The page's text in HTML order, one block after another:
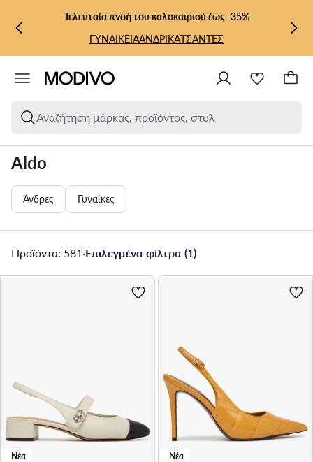
ΜΕΤΆΒΑΣΗ ΣΤΟ ΚΎΡΙΟ ΠΕΡΙΕΧΌΜΕΝΟ
ΜΕΤΆΒΑΣΗ ΣΤΗΝ ΑΝΑΖΉΤΗΣΗ
Τελευταία πνοή του καλοκαιριού έως -35%
ΓΥΝΑΙΚΕΙΑΑΝΔΡΙΚΑΤΣΑΝΤΕΣ
Αναζήτηση μάρκας, προϊόντος, στυλ
Aldo
Άνδρες Γυναίκες
Προϊόντα: 581 ·Επιλεγμένα φίλτρα (1)
Νέα Νέα